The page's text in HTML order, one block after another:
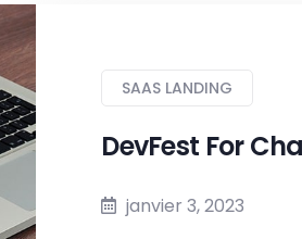
SAAS LANDING
DevFest For
janvier 3, 2023